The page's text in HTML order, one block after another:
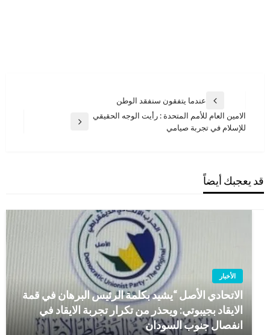
المقالات
المقالة
السابقة
عندما يتفقون سنفقد الوطن
المقالة
الامين العام للأمم المتحدة : رأيت الوجه الحقيقي
للإسلام في تجربة صيامي
قد يعجبك أيضاً
الأخبار
الاتحادي الأصل “يشيد بكلمة الرئيس البرهان في قمة
الايقاد بجيبوتي: ويحذر من تكرار تجربة الايقاد في
انفصال جنوب السودان